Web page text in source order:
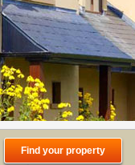
Find your property